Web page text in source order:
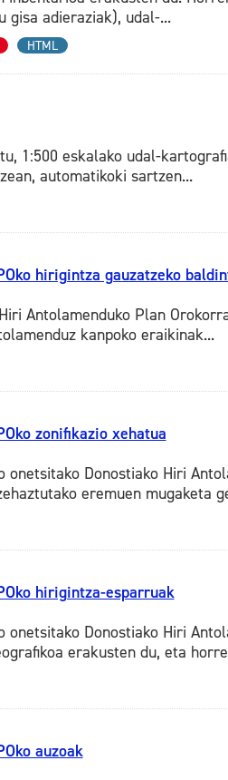
gisa adieraziak), udal-...
HTML
1:500 eskalako udal-
automatikoki sartzen...
hirigintza gauzatzeko
Antolamenduko Plan
kanpoko eraikinak...
zonifikazio xehatua
Donostiako Hiri
eremuen mugaketa
hirigintza-esparruak
Donostiako Hiri
erakusten du, eta
auzoak